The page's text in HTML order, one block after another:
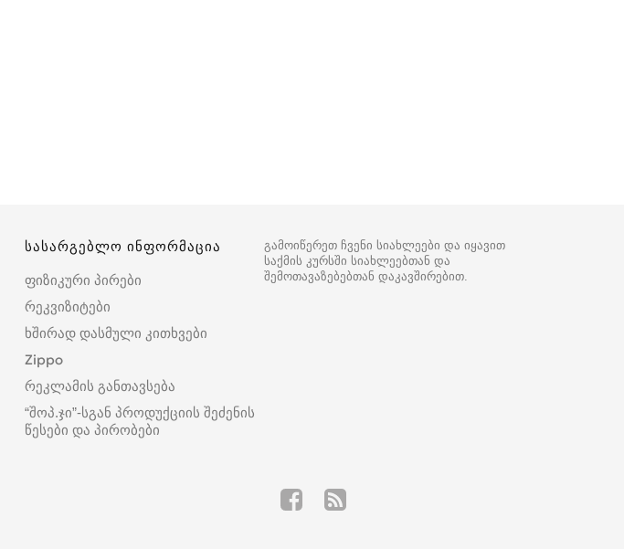
გამოიწერეთ ჩვენი სიახლეები და იყავით
საქმის კურსში სიახლეებთან და
შემოთავაზებებთან დაკავშირებით.
სასარგებლო ინფორმაცია
ფიზიკური პირები
რეკვიზიტები
ხშირად დასმული კითხვები
Zippo
რეკლამის განთავსება
“შოპ.ჯი”-სგან პროდუქციის შეძენის
წესები და პირობები